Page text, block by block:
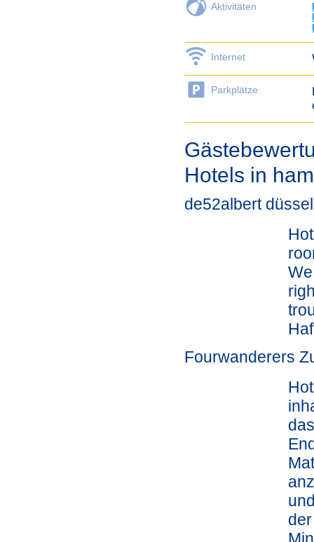
Aktivitäten
Internet
Parkplätze
Hotels in
de52albert
Fourwanderers